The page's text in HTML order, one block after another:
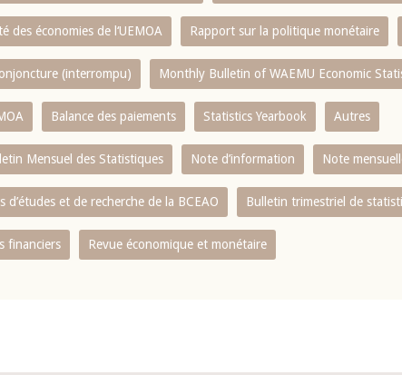
des économies de l‘UEMOA Rapport sur la politique monétaire
(interrompu) Monthly Bulletin of WAEMU Economic
Balance des paiements Statistics Yearbook Autres
Mensuel des Statistiques Note d’information Note
d’études et de recherche de la BCEAO Bulletin trimestriel de
financiers Revue économique et monétaire